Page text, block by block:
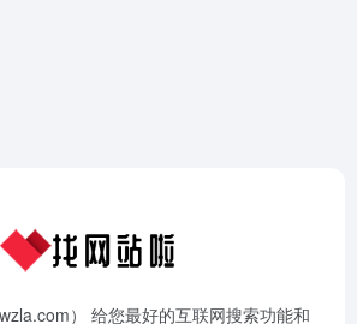
） 给您最好的互联网搜索功能和